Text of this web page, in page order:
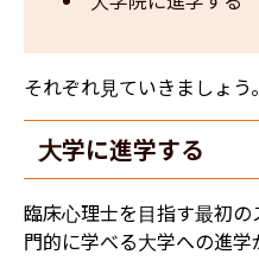
それぞれ見ていきましょう。
大学に進学する
臨床心理士を目指す最初
門的に学べる大学への進学